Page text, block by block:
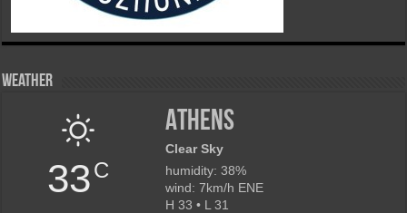
Weather
33C
Athens
Clear Sky
humidity: 38%
wind: 7km/h ENE
H 33 • L 31